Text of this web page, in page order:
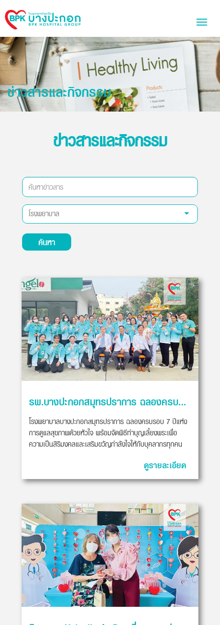
Bangpakok
Hospital
ข่าวสารและกิจกรรม
ข่าวสารและกิจกรรม
ค้นหา
รพ.บางปะกอกสมุทรปราการ ฉลองครบรอบ 7 ปี
โรงพยาบาลบางปะกอกสมุทรปราการ ฉลองครบรอบ 7 ปีแห่ง
การดูแลสุขภาพด้วยหัวใจ พร้อมจัดพิธีทำบุญเลี้ยงพระเพื่อ
ความเป็นสิริมงคลและเสริมขวัญกำลังใจให้กับบุคลากรทุกคน
ดูรายละเอียด